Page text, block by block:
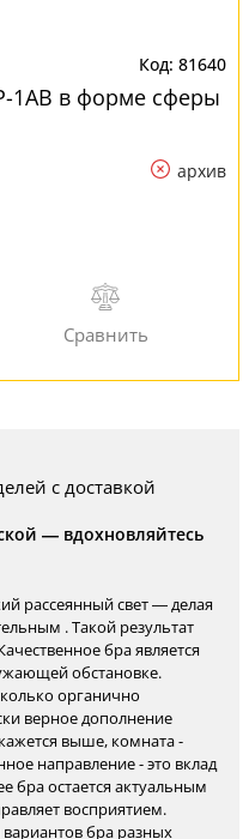
81640
1AB в форме сферы
архив
с доставкой
— вдохновляйтесь
рассеянный свет — делая
. Такой результат
бра является
обстановке.
органично
верное дополнение
выше, комната -
направление - это вклад
бра остается актуальным
восприятием.
бра разных